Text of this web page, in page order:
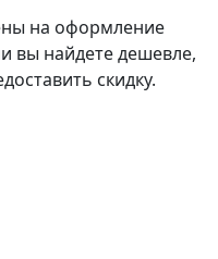
на оформление
вы найдете дешевле,
скидку.